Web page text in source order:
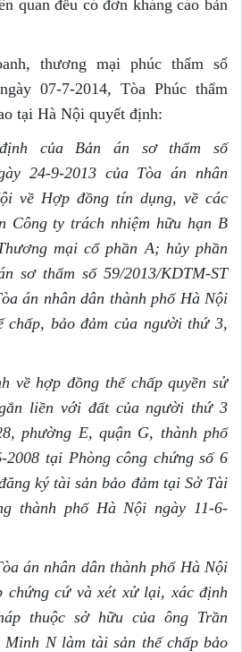
quan đều có đơn kháng cáo bản
thương mại phúc thẩm số
07-7-2014, Tòa Phúc thẩm
tại Hà Nội quyết định:
của Bản án sơ thẩm số
24-9-2013 của Tòa án nhân
về Hợp đồng tín dụng, về các
Công ty trách nhiệm hữu hạn B
mại cổphần A; hủy phần
sơ thẩm số59/2013/KDTM-ST
án nhân dân thành phố Hà Nội
chấp, bảo đảm của người thứ 3,
về hợp đồng thế chấp quyền sử
ắn liền với đất của người thứ 3
phường E, quận G, thành phố
2008 tại Phòng công chứng số6
ký tài sản bảo đảm tại Sở Tài
thành phố Hà Nội ngày 11-6-
án nhân dân thành phố Hà Nội
chứng cứ và xét xử lại, xác định
thuộc sở hữu của ông Trần
N làm tài sản thếchấp bảo